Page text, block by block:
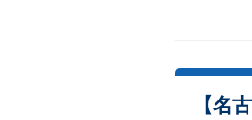
【名